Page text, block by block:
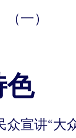
一）
宣讲“